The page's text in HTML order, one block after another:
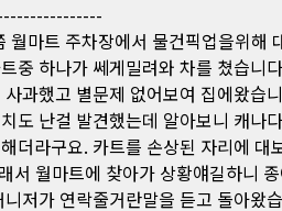
월마트 주차장에서 물건픽업을위해
중 하나가 쎄게밀려와 차를 쳤습
사과했고 별문제 없어보여 집에왔
도 난걸 발견했는데 알아보니 캐나
더라구요. 카트를 손상된 자리에
서 월마트에 찾아가 상황얘길하니
니저가 연락줄거란말을 듣고 돌아